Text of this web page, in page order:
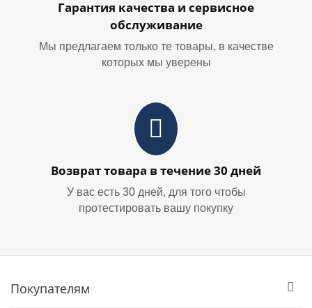
Гарантия качества и сервисное
обслуживание
Мы предлагаем только те товары, в качестве
которых мы уверены
Возврат товара в течение 30 дней
У вас есть 30 дней, для того чтобы
протестировать вашу покупку
Покупателям